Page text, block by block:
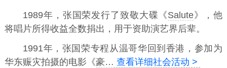
1989年，张国荣发行了致敬大碟《Salute》，他
将唱片所得收益全数捐出，用于资助演艺界后辈。
1991年，张国荣专程从温哥华回到香港，参加为
华东赈灾拍摄的电影《豪… 查看详细社会活动 >